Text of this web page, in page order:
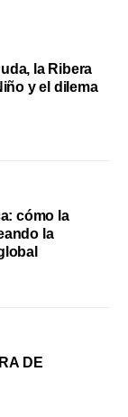
la Ribera
y el dilema
cómo la
la
DE